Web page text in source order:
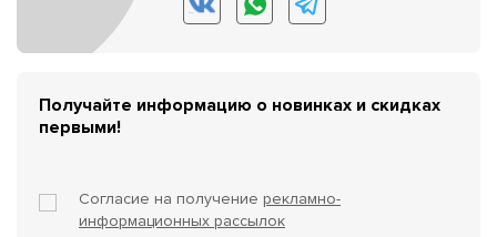
Получайте информацию о новинках и скидках
первыми!
Согласие на получение рекламно-
информационных рассылок